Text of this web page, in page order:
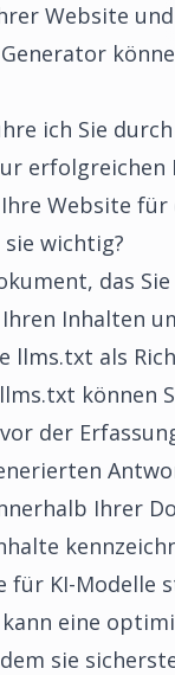
Website
ich Sie
Website
wichtig?
das
Inhalten
llms.txt als
können
der
Ihrer
für KI-Modelle
eine
sie